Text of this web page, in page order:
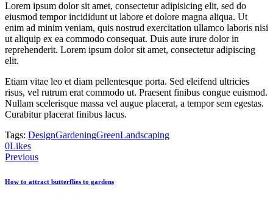
Lorem ipsum dolor sit amet, consectetur adipisicing elit, sed do
eiusmod tempor incididunt ut labore et dolore magna aliqua. Ut
enim ad minim veniam, quis nostrud exercitation ullamco laboris nisi
ut aliquip ex ea commodo consequat. Duis aute irure dolor in
reprehenderit. Lorem ipsum dolor sit amet, consectetur adipiscing
elit.
Etiam vitae leo et diam pellentesque porta. Sed eleifend ultricies
risus, vel rutrum erat commodo ut. Praesent finibus congue euismod.
Nullam scelerisque massa vel augue placerat, a tempor sem egestas.
Curabitur placerat finibus lacus.
Tags: DesignGardeningGreenLandscaping
0LikesCopy
URL
clipboard
Post
navigation
Previous
How to attract butterflies to gardens